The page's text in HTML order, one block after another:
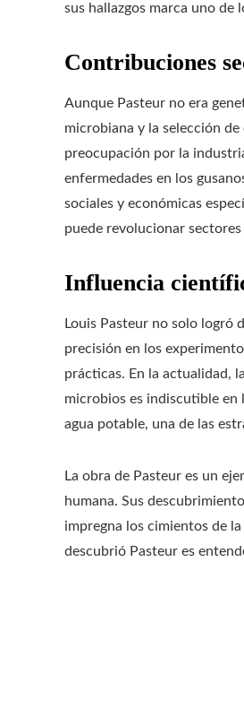
sus hallazgos marca uno de
Contribuciones
Aunque Pasteur no era
microbiana y la selección
preocupación por la
enfermedades en los
sociales y económicas
puede revolucionar
Influencia
Louis Pasteur no solo logró
precisión en los
prácticas. En la actualidad,
microbios es indiscutible en
agua potable, una de las
La obra de Pasteur es un
humana. Sus
impregna los cimientos de
descubrió Pasteur es